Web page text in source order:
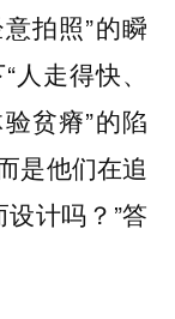
拍照”的瞬
走得快、
贫瘠”的陷
是他们在追
计吗？”答